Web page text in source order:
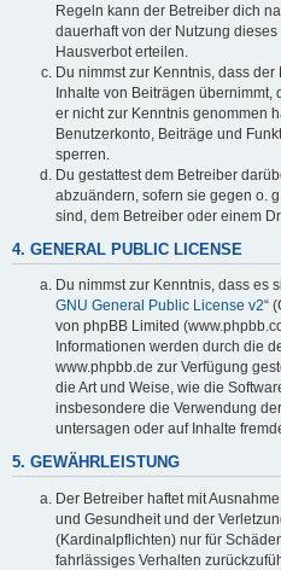
Regeln kann der Betreiber dich
dauerhaft von der Nutzung
Hausverbot erteilen.
Du nimmst zur Kenntnis, dass
Inhalte von Beiträgen übernimmt,
er nicht zur Kenntnis genommen
Benutzerkonto, Beiträge und
sperren.
Du gestattest dem Betreiber
abzuändern, sofern sie gegen o.
sind, dem Betreiber oder einem
4. GENERAL PUBLIC LICENSE
Du nimmst zur Kenntnis, dass es
GNU General Public License v2“
von phpBB Limited
Informationen werden durch die
www.phpbb.de zur Verfügung
die Art und Weise, wie die
insbesondere die Verwendung
untersagen oder auf Inhalte
5. GEWÄHRLEISTUNG
Der Betreiber haftet mit
und Gesundheit und der
(Kardinalpflichten) nur für
fahrlässiges Verhalten